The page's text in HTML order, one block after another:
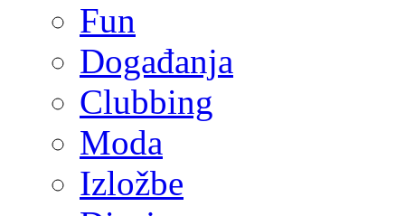
Fun
Događanja
Clubbing
Moda
Izložbe